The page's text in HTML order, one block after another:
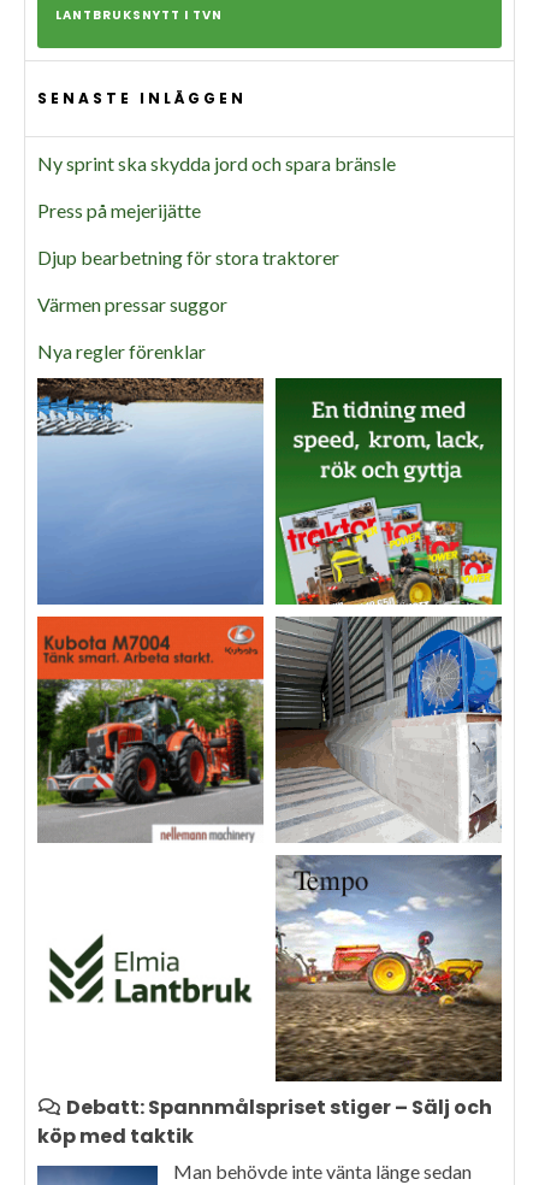
LANTBRUKSNYTT I TVN
SENASTE INLÄGGEN
Ny sprint ska skydda jord och spara bränsle
Press på mejerijätte
Djup bearbetning för stora traktorer
Värmen pressar suggor
Nya regler förenklar
Debatt: Spannmålspriset stiger – Sälj och
köp med taktik
Man behövde inte vänta länge sedan